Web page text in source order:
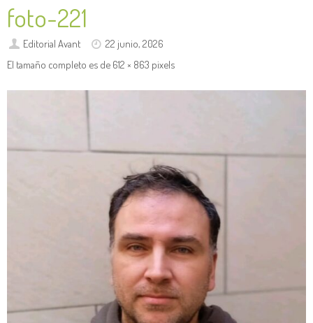
foto-221
Editorial Avant
22 junio, 2026
El tamaño completo es de 612 × 863 pixels